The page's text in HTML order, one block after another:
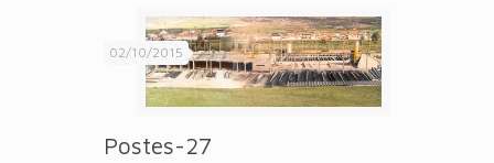
02/10/2015
Postes-27